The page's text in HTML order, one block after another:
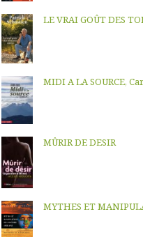
LE VRAI GOÛT DES
MIDI A LA SOURCE,
MÛRIR DE DESIR
MYTHES ET